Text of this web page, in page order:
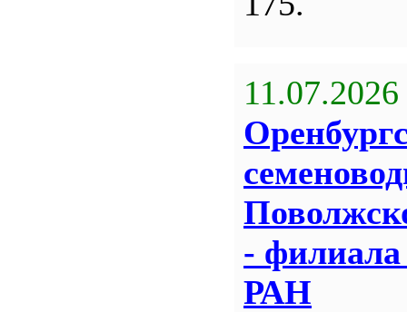
11.07.2026
-
РАН